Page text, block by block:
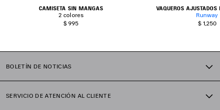
CAMISETA SIN MANGAS
2 colores
$ 995
VAQUEROS AJUSTADOS
Runway
$ 1,250
BOLETÍN DE NOTICIAS
SERVICIO DE ATENCIÓN AL CLIENTE